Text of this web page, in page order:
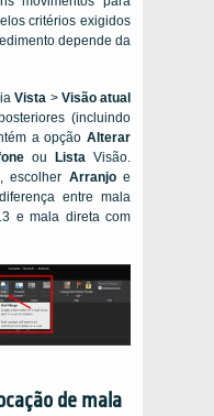
critérios exigidos
depende da
Vista > Visão atual
(incluindo
a opção Alterar
ou Lista Visão.
escolher Arranjoe
entre mala
e mala direta com
de mala